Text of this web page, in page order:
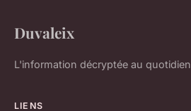
Duvaleix
L'information décryptée au quotidien
LIENS